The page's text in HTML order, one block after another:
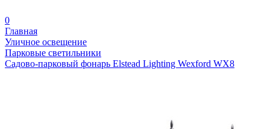
0
Главная
Уличное освещение
Парковые светильники
Садово-парковый фонарь Elstead Lighting Wexford WX8